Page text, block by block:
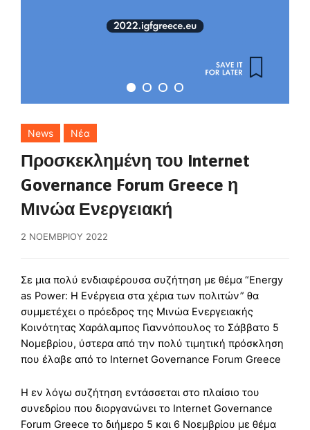
News Νέα
Προσκεκλημένη του Internet
Governance Forum Greece η
Μινώα Ενεργειακή
2 ΝΟΕΜΒΡΊΟΥ 2022
Σε μια πολύ ενδιαφέρουσα συζήτηση με θέμα “Energy
as Power: Η Ενέργεια στα χέρια των πολιτών” θα
συμμετέχει ο πρόεδρος της Μινώα Ενεργειακής
Κοινότητας Χαράλαμπος Γιαννόπουλος το Σάββατο 5
Νομεβρίου, ύστερα από την πολύ τιμητική πρόσκληση
που έλαβε από το Internet Governance Forum Greece
Η εν λόγω συζήτηση εντάσσεται στο πλαίσιο του
συνεδρίου που διοργανώνει το Internet Governance
Forum Greece το διήμερο 5 και 6 Νοεμβρίου με θέμα